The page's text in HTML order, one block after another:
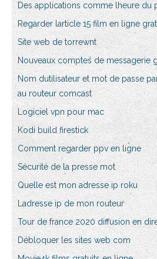
Des applications comme lheure
Regarder larticle 15 film en ligne
Site web de torrewnt
Nouveaux comptes de messagerie
Nom dutilisateur et mot de passe
au routeur comcast
Logiciel vpn pour mac
Kodi build firestick
Comment regarder ppv en ligne
Sécurité de la presse mot
Quelle est mon adresse ip roku
Ladresse ip de mon routeur
Tour de france 2020 diffusion en
Débloquer les sites web com